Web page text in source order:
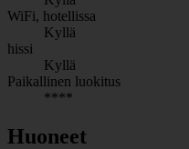
WiFi, hotellissa
Kyllä
hissi
Kyllä
Paikallinen luokitus
****
Huoneet